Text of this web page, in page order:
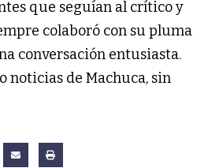
que seguían al crítico y
colaboró con su pluma
conversación entusiasta.
noticias de Machuca, sin